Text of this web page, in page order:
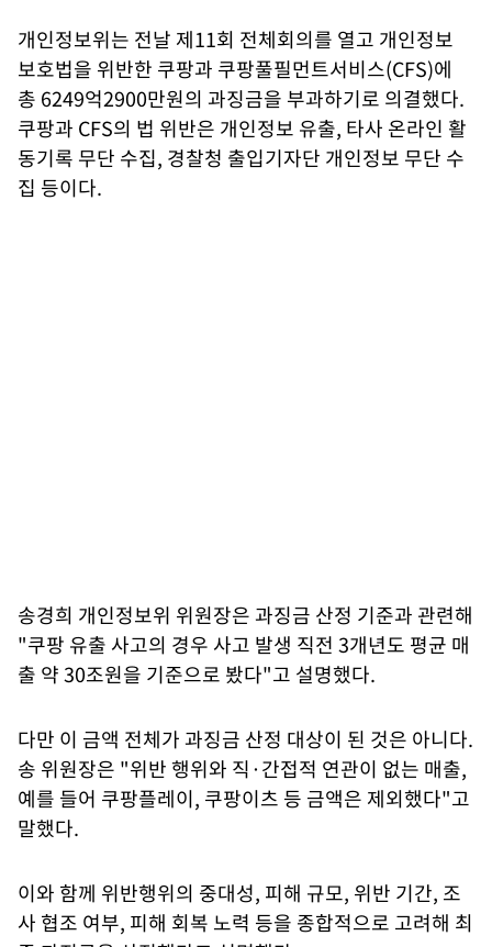
개인정보위는 전날 제11회 전체회의를 열고 개인정보
보호법을 위반한 쿠팡과 쿠팡풀필먼트서비스(CFS)에
총 6249억2900만원의 과징금을 부과하기로 의결했다.
쿠팡과 CFS의 법 위반은 개인정보 유출, 타사 온라인 활
동기록 무단 수집, 경찰청 출입기자단 개인정보 무단 수
집 등이다.
송경희 개인정보위 위원장은 과징금 산정 기준과 관련해
"쿠팡 유출 사고의 경우 사고 발생 직전 3개년도 평균 매
출 약 30조원을 기준으로 봤다"고 설명했다.
다만 이 금액 전체가 과징금 산정 대상이 된 것은 아니다.
송 위원장은 "위반 행위와 직·간접적 연관이 없는 매출,
예를 들어 쿠팡플레이, 쿠팡이츠 등 금액은 제외했다"고
말했다.
이와 함께 위반행위의 중대성, 피해 규모, 위반 기간, 조
사 협조 여부, 피해 회복 노력 등을 종합적으로 고려해 최